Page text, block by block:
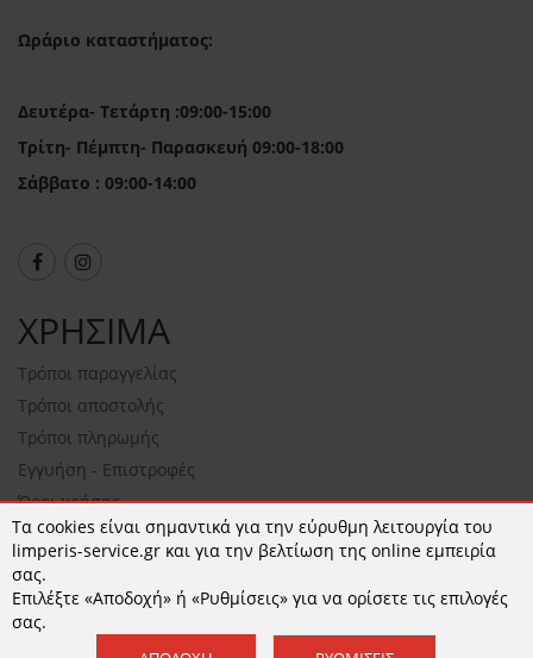
Ωράριο καταστήματος:
Δευτέρα- Τετάρτη :09:00-15:00
Τρίτη- Πέμπτη- Παρασκευή 09:00-18:00
Σάββατο : 09:00-14:00
ΧΡΗΣΙΜΑ
Τρόποι παραγγελίας
Τρόποι αποστολής
Τρόποι πληρωμής
Εγγυήση - Επιστροφές
Όροι χρήσης
Πολιτική Απορρήτου και Cookies
Cookies
Ρυθμίσεις COOKIES
Τα cookies είναι σημαντικά για την εύρυθμη λειτουργία του
limperis-service.gr και για την βελτίωση της online εμπειρία
σας.
Επιλέξτε «Αποδοχή» ή «Ρυθμίσεις» για να ορίσετε τις επιλογές
σας.